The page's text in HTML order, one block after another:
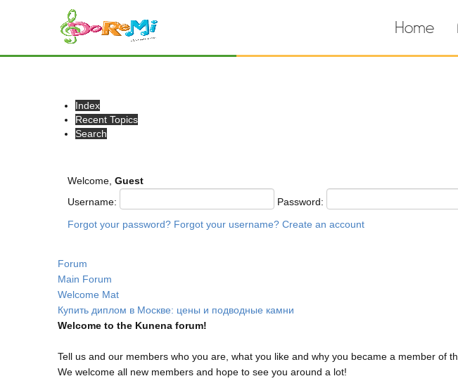
Home
Index
Recent Topics
Search
Welcome, Guest
Username:
Password:
Forgot your password? Forgot your username? Create an account
Forum
Main Forum
Welcome Mat
Купить диплом в Москве: цены и подводные камни
Welcome to the Kunena forum!
Tell us and our members who you are, what you like and why you became a member of
We welcome all new members and hope to see you around a lot!